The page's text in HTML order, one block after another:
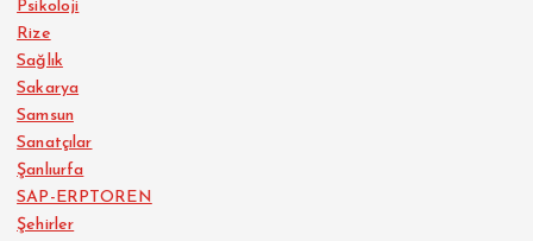
Psikoloji
Rize
Sağlık
Sakarya
Samsun
Sanatçılar
Şanlıurfa
SAP-ERPTOREN
Şehirler